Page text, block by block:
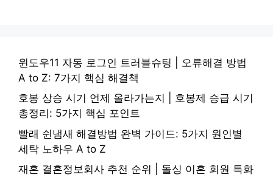
윈도우11 자동 로그인 트러블슈팅 | 오류해결 방법
A to Z: 7가지 핵심 해결책
호봉 상승 시기 언제 올라가는지 | 호봉제 승급 시기
총정리: 5가지 핵심 포인트
빨래 쉰냄새 해결방법 완벽 가이드: 5가지 원인별
세탁 노하우 A to Z
재혼 결혼정보회사 추천 순위 | 돌싱 이혼 회원 특화